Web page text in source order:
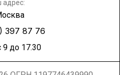
адрес:
397 87 76
до 17.30